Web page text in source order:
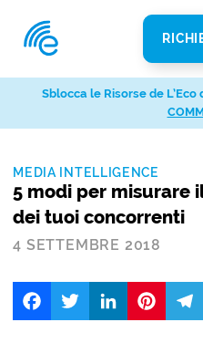
MEDIA INTELLIGENCE
5 modi per misurare
dei tuoi concorrenti
4 SETTEMBRE 2018
FacebookTwitter LinkedIn
Sblocca le Risorse de